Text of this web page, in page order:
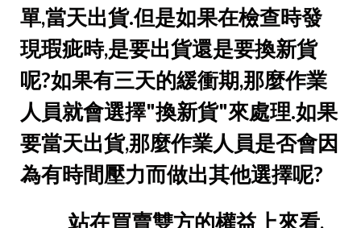
單,當天出貨.但是如果在檢查時發
現瑕疵時,是要出貨還是要換新貨
呢?如果有三天的緩衝期,那麼作業
人員就會選擇"換新貨"來處理.如果
要當天出貨,那麼作業人員是否會因
為有時間壓力而做出其他選擇呢?
站在買賣雙方的權益上來看,